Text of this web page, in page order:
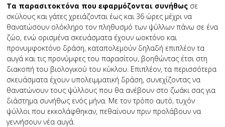
Τα παρασιτοκτόνα που εφαρμόζονται συνήθως σε
σκύλους και γάτες χρειάζονται έως και 36 ώρες μέχρι να
θανατώσουν ολόκληρο τον πληθυσμό των ψύλλων πάνω σε ένα
ζώο, ενώ ορισμένα σκευάσματα έχουν ωοκτόνο και
προνυμφοκτόνο δράση, καταπολεμούν δηλαδή επιπλέον τα
αυγά και τις προνύμφες του παρασίτου, βοηθώντας έτσι στη
διακοπή του βιολογικού του κύκλου. Επιπλέον, τα περισσότερα
σκευάσματα έχουν υπολειμματική δράση, συνεχίζοντας να
θανατώνουν τους ψύλλους που θα ανέβουν στο ζωάκι σας για
διάστημα συνήθως ενός μήνα. Με τον τρόπο αυτό, τυχόν
ψύλλοι που εκκολάφθηκαν, πεθαίνουν πριν προλάβουν να
γεννήσουν νέα αυγά.